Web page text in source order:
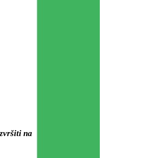
na